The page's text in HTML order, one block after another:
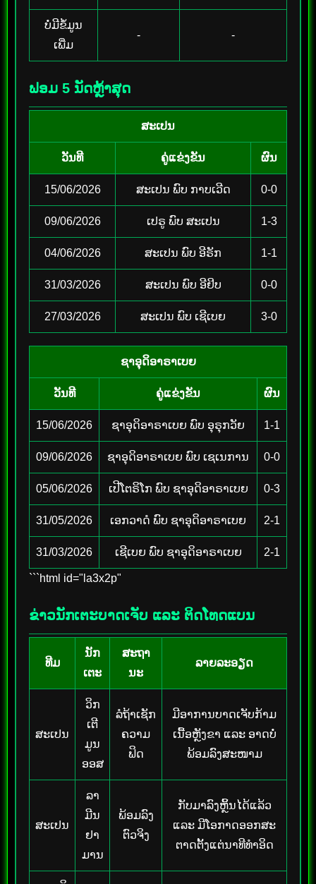
ບໍ່ມີຂໍ້ມູນ
ເພີ່ມ
- -
ຟອມ 5 ນັດຫຼ້າສຸດ
ສະເປນ
ວັນທີ ຄູ່ແຂ່ງຂັນ ຜົນ
15/06/2026 ສະເປນ ພົບ ກາບເວີດ 0-0
09/06/2026 ເປຣູ ພົບ ສະເປນ 1-3
04/06/2026 ສະເປນ ພົບ ອີຣັກ 1-1
31/03/2026 ສະເປນ ພົບ ອີຢິບ 0-0
27/03/2026 ສະເປນ ພົບ ເຊີເບຍ 3-0
ຊາອຸດິອາຣາເບຍ
ວັນທີ ຄູ່ແຂ່ງຂັນ ຜົນ
15/06/2026 ຊາອຸດິອາຣາເບຍ ພົບ ອຸຣຸກວັຍ 1-1
09/06/2026 ຊາອຸດິອາຣາເບຍ ພົບ ເຊເນການ 0-0
05/06/2026 ເປີໂຕຣິໂກ ພົບ ຊາອຸດິອາຣາເບຍ 0-3
31/05/2026 ເອກວາດໍ ພົບ ຊາອຸດິອາຣາເບຍ 2-1
31/03/2026 ເຊີເບຍ ພົບ ຊາອຸດິອາຣາເບຍ 2-1
```html id="la3x2p"
ຂ່າວນັກເຕະບາດເຈັບ ແລະ ຕິດໂທດແບນ
ທີມ
ນັກ
ເຕະ
ສະຖາ
ນະ
ລາຍລະອຽດ
ສະເປນ
ວິກ
ເຕີ
ມູນ
ອອສ
ລໍຖ້າເຊັກ
ຄວາມ
ຟິດ
ມີອາການບາດເຈັບກ້າມ
ເນື້ອຫຼັງຂາ ແລະ ອາດບໍ່
ພ້ອມລົງສະໜາມ
ສະເປນ
ລາ
ມີນ
ຢາ
ມານ
ພ້ອມລົງ
ຕົວຈິງ
ກັບມາລົງຫຼິ້ນໄດ້ແລ້ວ
ແລະ ມີໂອກາດອອກສະ
ຕາດຕັ້ງແຕ່ນາທີທຳອິດ